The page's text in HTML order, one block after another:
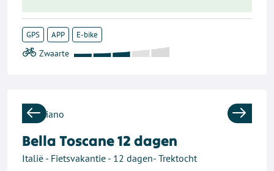
GPS APP E-bike
Previous Next
Bella Toscane 12 dagen
Italië - Fietsvakantie - 12 dagen- Trektocht